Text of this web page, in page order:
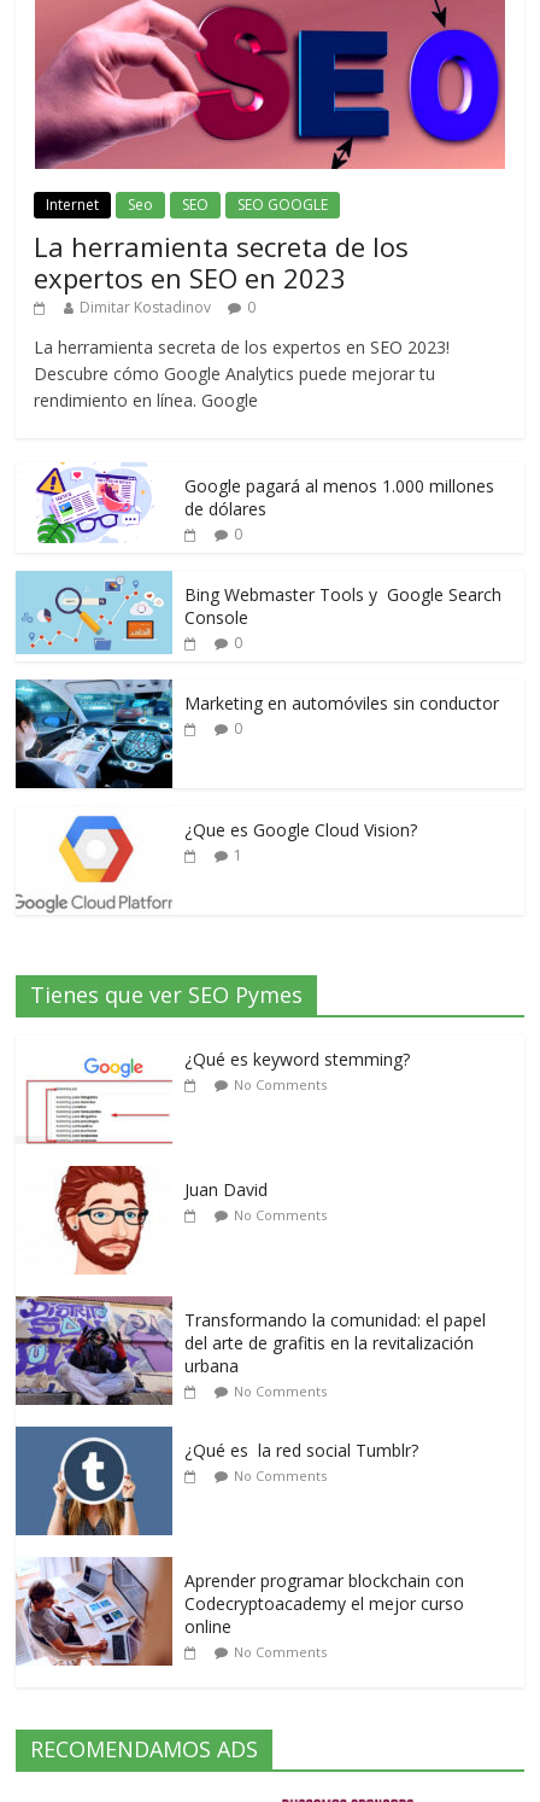
Internet Seo SEO SEO GOOGLE
La herramienta secreta de los
expertos en SEO en 2023
Dimitar Kostadinov 0
La herramienta secreta de los expertos en SEO 2023!
Descubre cómo Google Analytics puede mejorar tu
rendimiento en línea. Google
Google pagará al menos 1.000 millones
de dólares
0
Bing Webmaster Tools y Google Search
Console
0
Marketing en automóviles sin conductor
0
¿Que es Google Cloud Vision?
1
Tienes que ver SEO Pymes
¿Qué es keyword stemming?
No Comments
Juan David
No Comments
Transformando la comunidad: el papel
del arte de grafitis en la revitalización
urbana
No Comments
¿Qué es la red social Tumblr?
No Comments
Aprender programar blockchain con
Codecryptoacademy el mejor curso
online
No Comments
RECOMENDAMOS ADS